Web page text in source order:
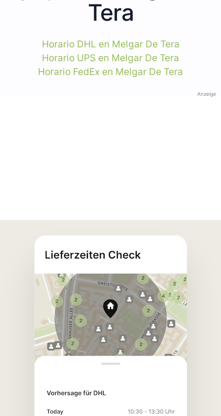
Tera
Horario DHL en Melgar De Tera
Horario UPS en Melgar De Tera
Horario FedEx en Melgar De Tera
Anzeige